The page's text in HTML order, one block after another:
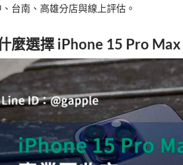
台南、高雄分店與線上評估。
麼選擇 iPhone 15 Pro Max